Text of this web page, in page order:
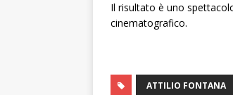
Il risultato è uno
cinematografico.
ATTILIO FONTANA